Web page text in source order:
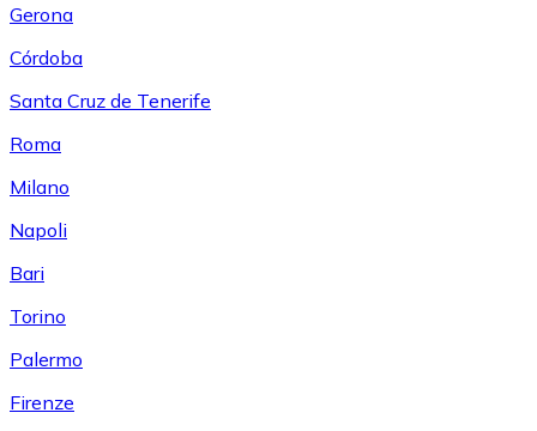
Gerona
Córdoba
Santa Cruz de Tenerife
Roma
Milano
Napoli
Bari
Torino
Palermo
Firenze